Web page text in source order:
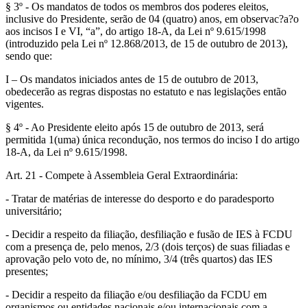
§ 3º - Os mandatos de todos os membros dos poderes eleitos,
inclusive do Presidente, serão de 04 (quatro) anos, em observac?a?o
aos incisos I e VI, “a”, do artigo 18-A, da Lei nº 9.615/1998
(introduzido pela Lei nº 12.868/2013, de 15 de outubro de 2013),
sendo que:
I – Os mandatos iniciados antes de 15 de outubro de 2013,
obedecerão as regras dispostas no estatuto e nas legislações então
vigentes.
§ 4º - Ao Presidente eleito após 15 de outubro de 2013, será
permitida 1(uma) única recondução, nos termos do inciso I do artigo
18-A, da Lei nº 9.615/1998.
Art. 21 - Compete à Assembleia Geral Extraordinária:
- Tratar de matérias de interesse do desporto e do paradesporto
universitário;
- Decidir a respeito da filiação, desfiliação e fusão de IES à FCDU
com a presença de, pelo menos, 2/3 (dois terços) de suas filiadas e
aprovação pelo voto de, no mínimo, 3/4 (três quartos) das IES
presentes;
- Decidir a respeito da filiação e/ou desfiliação da FCDU em